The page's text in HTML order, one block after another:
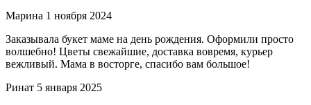
Марина 1 ноября 2024
Заказывала букет маме на день рождения. Оформили просто
волшебно! Цветы свежайшие, доставка вовремя, курьер
вежливый. Мама в восторге, спасибо вам большое!
Ринат 5 января 2025